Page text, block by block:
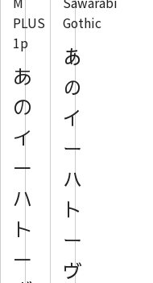
PLUS
1p
あ
の
イ
ー
ハ
ト
ー
Gothic
あ
の
イ
ー
ハ
ト
ー
ヴ